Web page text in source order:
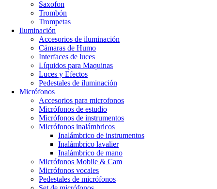
Saxofon
Trombón
Trompetas
Iluminación
Accesorios de iluminación
Cámaras de Humo
Interfaces de luces
Líquidos para Maquinas
Luces y Efectos
Pedestales de iluminación
Micrófonos
Accesorios para microfonos
Micrófonos de estudio
Micrófonos de instrumentos
Micrófonos inalámbricos
Inalámbrico de instrumentos
Inalámbrico lavalier
Inalámbrico de mano
Micrófonos Mobile & Cam
Micrófonos vocales
Pedestales de micrófonos